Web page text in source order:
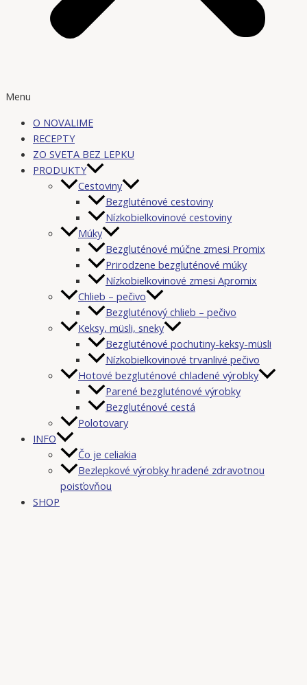
Menu
O NOVALIME
RECEPTY
ZO SVETA BEZ LEPKU
PRODUKTY
Cestoviny
Bezgluténové cestoviny
Nízkobielkovinové cestoviny
Múky
Bezgluténové múčne zmesi Promix
Prirodzene bezgluténové múky
Nízkobielkovinové zmesi Apromix
Chlieb – pečivo
Bezgluténový chlieb – pečivo
Keksy, müsli, sneky
Bezgluténové pochutiny-keksy-müsli
Nízkobielkovinové trvanlivé pečivo
Hotové bezgluténové chladené výrobky
Parené bezgluténové výrobky
Bezgluténové cestá
Polotovary
INFO
Čo je celiakia
Bezlepkové výrobky hradené zdravotnou
poisťovňou
SHOP